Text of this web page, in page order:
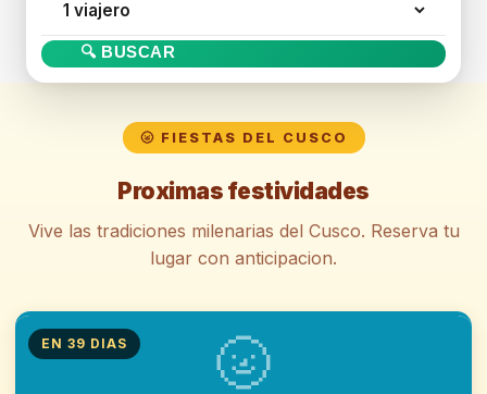
🔍 BUSCAR
🌝 FIESTAS DEL CUSCO
Proximas festividades
Vive las tradiciones milenarias del Cusco. Reserva tu
lugar con anticipacion.
🌝
EN 39 DIAS